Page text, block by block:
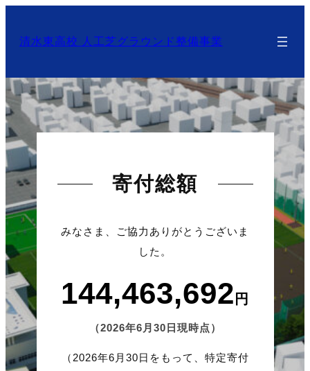
清水東高校 人工芝グラウンド整備事業
寄付総額
みなさま、ご協力ありがとうございま
した。
144,463,692
（2026年6月30日現時点）
（2026年6月30日をもって、特定寄付